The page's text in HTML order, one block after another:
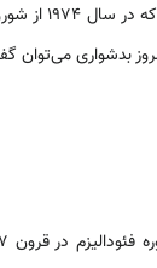
برای زندگی به
بدشواری